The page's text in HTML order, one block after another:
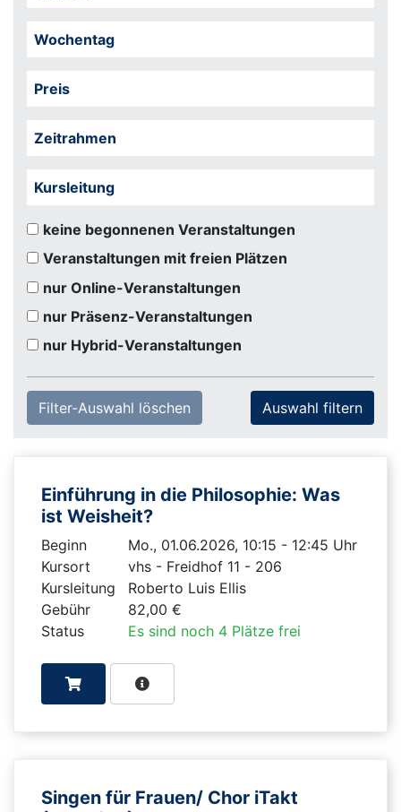
Wochentag
Preis
Zeitrahmen
Kursleitung
keine begonnenen Veranstaltungen
Veranstaltungen mit freien Plätzen
nur Online-Veranstaltungen
nur Präsenz-Veranstaltungen
nur Hybrid-Veranstaltungen
Filter-Auswahl löschen
Einführung in die Philosophie: Was
ist Weisheit?
Beginn
Mo., 01.06.2026, 10:15 - 12:45 Uhr
Kursort
vhs - Freidhof 11 - 206
Kursleitung
Roberto Luis Ellis
Gebühr
82,00 €
Status
Es sind noch 4 Plätze frei
Singen für Frauen/ Chor iTakt